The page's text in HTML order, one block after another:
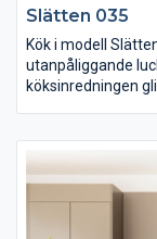
Slätten 035
Kök i modell
utanpåliggande
köksinredningen
Lägg märke till
vackra trappan
upphöjda